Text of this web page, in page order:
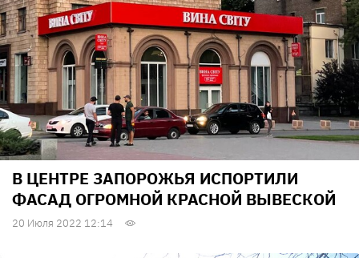
В ЦЕНТРЕ ЗАПОРОЖЬЯ ИСПОРТИЛИ
ФАСАД ОГРОМНОЙ КРАСНОЙ ВЫВЕСКОЙ
20 Июля 2022 12:14